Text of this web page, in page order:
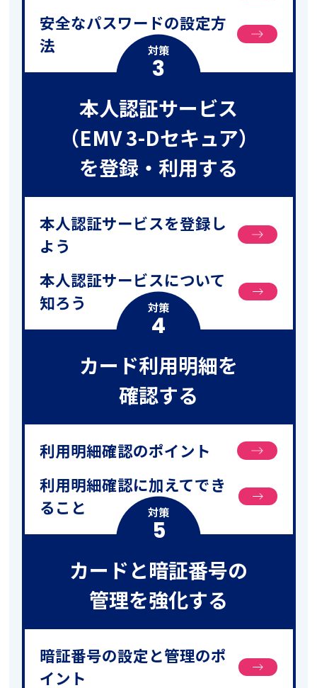
安全なパスワードの設定方
法
対策
3
本人認証サービス
（EMV 3-Dセキュア）
を登録・利用する
本人認証サービスを登録し
よう
本人認証サービスについて
知ろう
対策
4
カード利用明細を
確認する
利用明細確認のポイント
利用明細確認に加えてでき
ること
対策
5
カードと暗証番号の
管理を強化する
暗証番号の設定と管理のポ
イント